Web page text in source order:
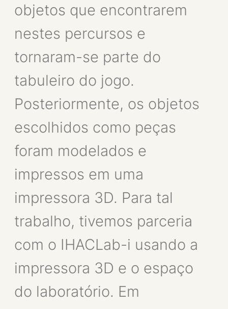
objetos que encontrarem
nestes percursos e
tornaram-se parte do
tabuleiro do jogo.
Posteriormente, os objetos
escolhidos como peças
foram modelados e
impressos em uma
impressora 3D. Para tal
trabalho, tivemos parceria
com o IHACLab-i usando a
impressora 3D e o espaço
do laboratório. Em